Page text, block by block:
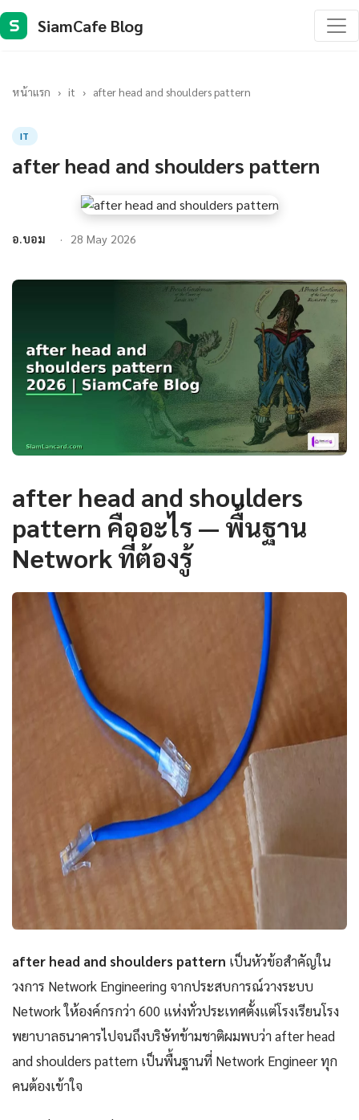
S SiamCafe Blog
หน้าแรก › it › after head and shoulders pattern
IT
after head and shoulders pattern
อ.บอม 28 May 2026
after head and shoulders
pattern คืออะไร — พื้นฐาน
Network ที่ต้องรู้
after head and shoulders pattern เป็นหัวข้อสำคัญใน
วงการ Network Engineering จากประสบการณ์วางระบบ
Network ให้องค์กรกว่า 600 แห่งทั่วประเทศตั้งแต่โรงเรียนโรง
พยาบาลธนาคารไปจนถึงบริษัทข้ามชาติผมพบว่า after head
and shoulders pattern เป็นพื้นฐานที่ Network Engineer ทุก
คนต้องเข้าใจ